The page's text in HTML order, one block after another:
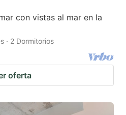
con vistas al mar en la
· 2 Dormitorios
oferta